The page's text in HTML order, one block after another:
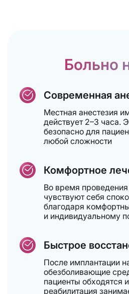
Больно
Современная
Местная анестезия
действует 2–3 часа.
безопасно для
любой сложности
Комфортное
Во время
чувствуют себя
благодаря
и индивидуальному
Быстрое
После имплантации
обезболивающие
пациенты обходятся
реабилитация